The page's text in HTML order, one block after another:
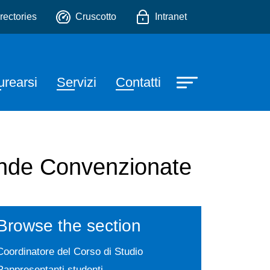
Cruscotto Intranet
Servizi Contatti
Convenzionate
the section
del Corso di Studio